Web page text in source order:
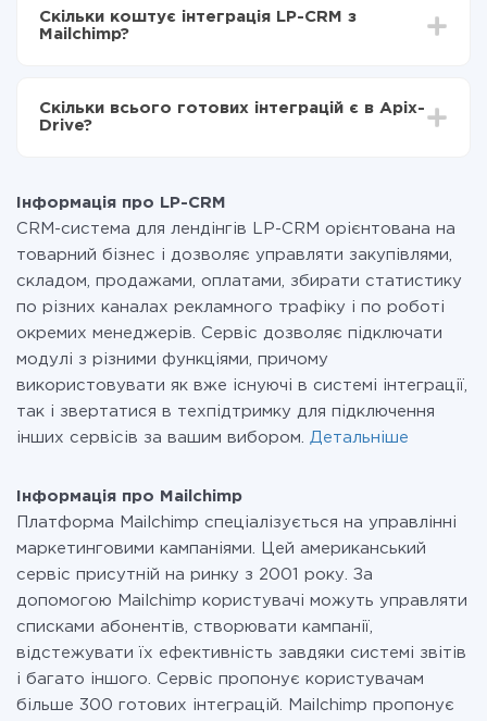
Тепер дані будуть автоматично передаватися з
LP-CRM в Mailchimp
становити від 5-ти до 30-хвилин. У середньому
налаштування займає 10-15 хвилин.
Скільки коштує інтеграція LP-CRM з
Mailchimp?
Ви оплачуєте лише кількість даних, які за фактом
передаються з однієї вашої системи в іншу через
при необхідності. Детальніше про
Скільки всього готових інтеграцій є в Apix-
Drive?
Інформація про LP-CRM
CRM-система для лендінгів LP-CRM орієнтована на
товарний бізнес і дозволяє управляти закупівлями,
складом, продажами, оплатами, збирати статистику
по різних каналах рекламного трафіку і по роботі
окремих менеджерів. Сервіс дозволяє підключати
модулі з різними функціями, причому
використовувати як вже існуючі в системі інтеграції,
так і звертатися в техпідтримку для підключення
інших сервісів за вашим вибором. Детальніше
Інформація про Mailchimp
Платформа Mailchimp спеціалізується на управлінні
маркетинговими кампаніями. Цей американський
сервіс присутній на ринку з 2001 року. За
допомогою Mailchimp користувачі можуть управляти
списками абонентів, створювати кампанії,
відстежувати їх ефективність завдяки системі звітів
і багато іншого. Сервіс пропонує користувачам
більше 300 готових інтеграцій. Mailchimp пропонує